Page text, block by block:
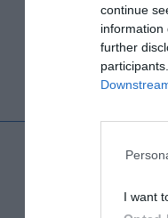
continue
information
further
I want